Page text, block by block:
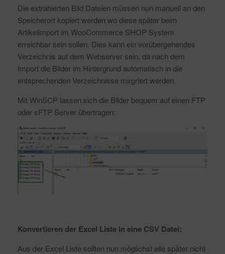
Die extrahierten Bild Dateien müssen nun manuell an den
Speicherort kopiert werden wo diese später beim
Artikelimport im WooCommerce SHOP System
erreichbar sein sollen. Dies kann ein vorübergehendes
Verzeichnis auf dem Webserver sein, da nach dem
Import die Bilder im Hintergrund automatisch in die
entsprechenden Verzeichnisse mirgriert werden.
Mit WinSCP lassen sich die Bilder bequem auf einen FTP
oder sFTP Server übertragen:
Konvertieren der Excel Liste in eine CSV Datei:
Aus der Excel Liste sollten nun möglichst alle später nicht